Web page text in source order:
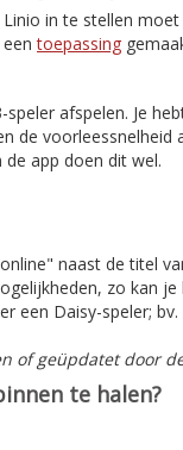
in te stellen
eentoepassing
afspelen. Je
de
app doen dit wel.
naast de titel
zo kan
een Daisy-speler;
of geüpdatet door
te halen?